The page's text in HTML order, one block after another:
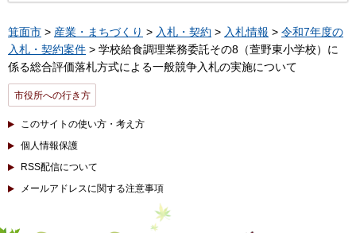
箕面市 > 産業・まちづくり > 入札・契約 > 入札情報 > 令和7年度の
入札・契約案件 > 学校給食調理業務委託その8（萱野東小学校）に
係る総合評価落札方式による一般競争入札の実施について
市役所への行き方
このサイトの使い方・考え方
個人情報保護
RSS配信について
メールアドレスに関する注意事項